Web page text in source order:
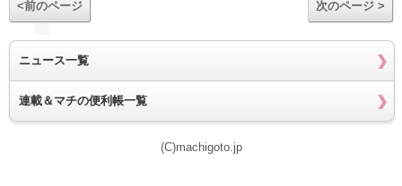
<前のページ 次のページ >
ニュース一覧
連載＆マチの便利帳一覧
(C)machigoto.jp